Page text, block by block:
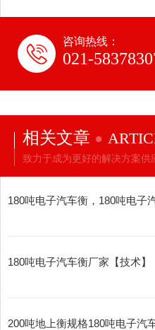
咨询热线：
021-
相关文章
致力于成为更好的解决方案供
180吨电子汽车衡，180吨电子
180吨电子汽车衡厂家【技术】
200吨地上衡规格180吨电子汽